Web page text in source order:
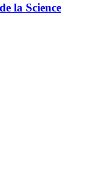
la Science